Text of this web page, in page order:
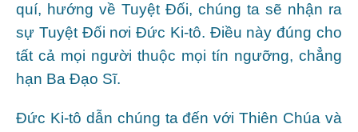
quí, hướng về Tuyệt Đối, chúng ta sẽ nhận ra
sự Tuyệt Đối nơi Đức Ki-tô. Điều này đúng cho
tất cả mọi người thuộc mọi tín ngưỡng, chẳng
hạn Ba Đạo Sĩ.
Đức Ki-tô dẫn chúng ta đến với Thiên Chúa và